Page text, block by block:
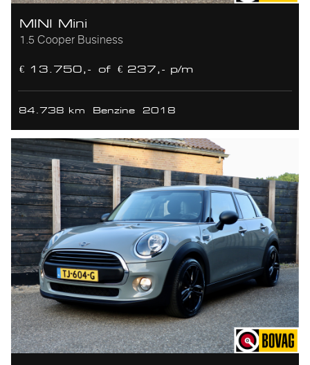
MINI Mini
1.5 Cooper Business
€ 13.750,- of € 237,- p/m
84.738 km Benzine 2018